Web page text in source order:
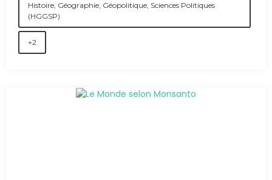
Histoire, Géographie, Géopolitique, Sciences Politiques
(HGGSP)
+2